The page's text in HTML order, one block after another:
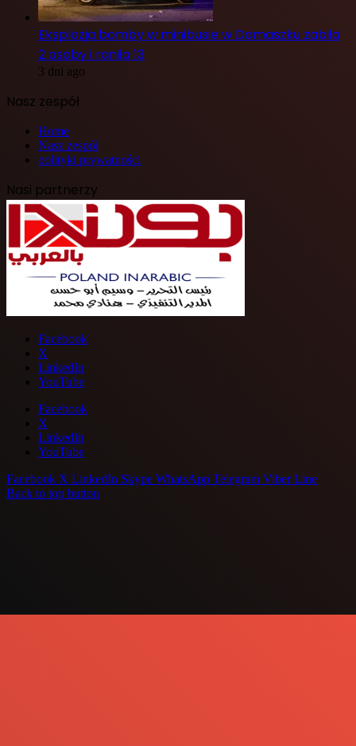
Eksplozja bomby w minibusie w Damaszku zabiła
2 osoby i raniła 13
3 dni ago
Nasz zespół
Home
Nasz zespół
polityki prywatności
Nasi partnerzy
Facebook
X
LinkedIn
YouTube
Facebook
X
LinkedIn
YouTube
Facebook X LinkedIn Skype WhatsApp Telegram Viber Line
Back to top button